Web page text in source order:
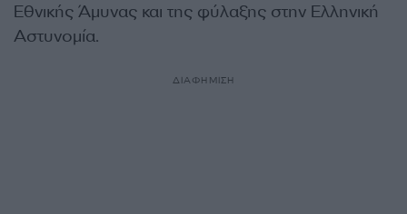
Εθνικής Άμυνας και της φύλαξης στην Ελληνική
Αστυνομία.
ΔΙΑΦΗΜΙΣΗ